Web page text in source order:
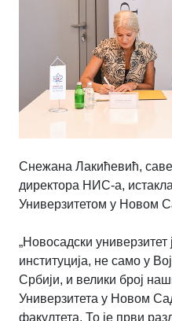
Снежана Лакићевић,
директора НИС-а,
Универзитетом у Новом
„Новосадски универзитет
институција, не само у
Србији, и велики број
Универзитета у Новом
факултета. То је први